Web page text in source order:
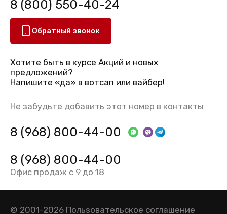
8 (800) 550-40-24
Обратный звонок
Хотите быть в курсе Акций и новых
предложений?
Напишите «да» в вотсап или вайбер!
Не забудьте добавить этот номер в контакты
8 (968) 800-44-00
8 (968) 800-44-00
Офис продаж с 9 до 18
© 2001-2026 Пользовательское соглашение